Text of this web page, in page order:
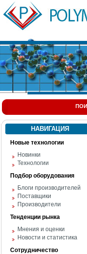
НАВИГАЦИЯ
Новые технологии
Новинки
Технологии
Подбор оборудования
Блоги производителей
Поставщики
Производители
Тенденции рынка
Мнения и оценки
Новости и статистика
Сотрудничество